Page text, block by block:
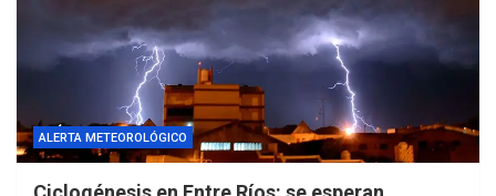
ALERTA METEOROLÓGICO